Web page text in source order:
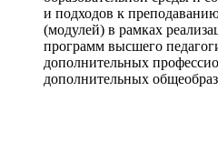
и подходов к
(модулей) в рамках
программ высшего
дополнительных
дополнительных